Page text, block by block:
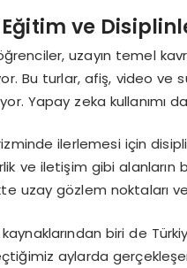
ve
uzayın temel
Bu turlar, afiş, video
Yapay zeka kullanımı
ilerlemesi için
ve iletişim gibi
uzay gözlem noktaları
biri de
aylarda